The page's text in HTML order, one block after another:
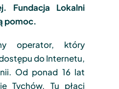
Fundacja Lokalni
pomoc.
operator, który
do Internetu,
Od ponad 16 lat
Tychów. Tu płaci